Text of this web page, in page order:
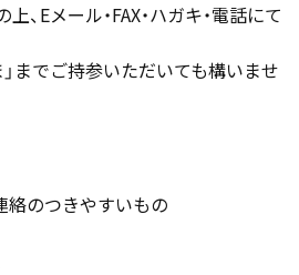
、Eメール・FAX・ハガキ・電話にて
までご持参いただいても構いませ
のつきやすいもの